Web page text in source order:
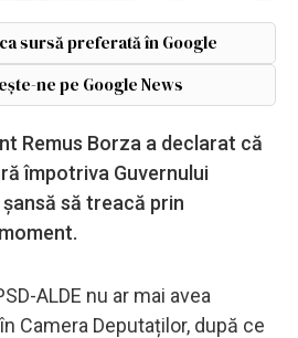
sursă preferată în Google
ne pe Google News
Remus Borza a declarat că
împotriva Guvernului
să treacă prin
ALDE nu ar mai avea
Camera Deputaților, după ce